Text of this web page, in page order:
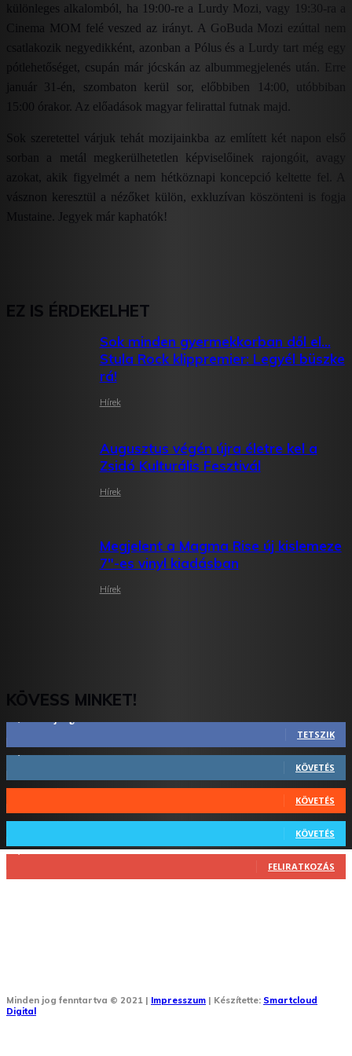
különleges alkalomból, ha 19:00-re a Lurdy Mozi, vagy 19:30-ra a
Cinema MOM felé veszed az irányt. A GoBuda Mozi ezúttal nem
csatlakozik negyedikként, azonban a Pólus és a Lurdy tart még egy
pótlehetőséget, csupán már jócskán az albummegjelenés után. Erre
január 31-én, szombaton kerül sor, előbbiben 14:00, utóbbiban
15:00 órakor. Az előadások magyar felirattal futnak majd.
Sok szeretettel várjuk tehát mozijainkba az említett két napon első
sorban a metál megkerülhetetlen képviselőinek rajongóit, avagy
azokat, akik figyelmét a nem hétköznapi koncepció keltette fel. A
vásznon keresztül a nézőket külön, exkluzívan köszönteni is fogja
Mustaine. Jegyek már kaphatók!
EZ IS ÉRDEKELHET
Sok minden gyermekkorban dől el…
Stula Rock klippremier: Legyél büszke
rá!
Hírek
Augusztus végén újra életre kel a
Zsidó Kulturális Fesztivál
Hírek
Megjelent a Magma Rise új kislemeze
7″-es vinyl kiadásban
Hírek
KÖVESS MINKET!
TETSZIK
1,731 Követő
KÖVETÉS
44 Követő
KÖVETÉS
64 Követő
KÖVETÉS
1,348 Feliratkozó
FELIRATKOZÁS
Minden jog fenntartva © 2021 | Impresszum | Készítette: Smartcloud
Digital